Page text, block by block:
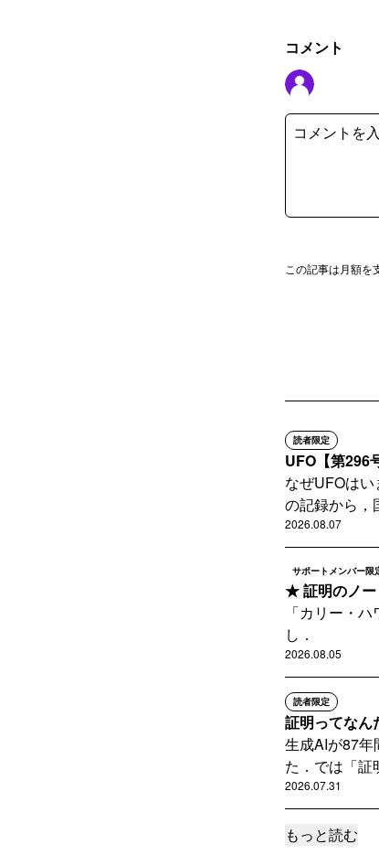
コメント
この記事は月額を
読者限定
UFO【第296
なぜUFOは
の記録から，
2026.08.07
サポートメンバー限
★ 証明のノー
「カリー・
し．
2026.08.05
読者限定
証明ってなん
生成AIが87年
た．では「証
2026.07.31
サポートメンバー限定
もっと読む